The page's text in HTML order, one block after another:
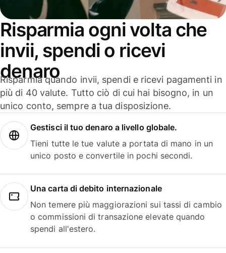
Risparmia ogni volta che
invii, spendi o ricevi
denaro
Risparmia quando invii, spendi e ricevi pagamenti in
più di 40 valute. Tutto ciò di cui hai bisogno, in un
unico conto, sempre a tua disposizione.
Gestisci il tuo denaro a livello globale.
Tieni tutte le tue valute a portata di mano in un
unico posto e convertile in pochi secondi.
Una carta di debito internazionale
Non temere più maggiorazioni sui tassi di cambio
o commissioni di transazione elevate quando
spendi all'estero.